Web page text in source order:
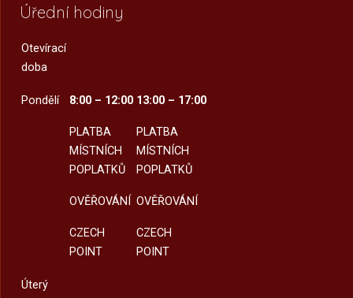
Úřední hodiny
Otevírací
doba
Pondělí 8:00 – 12:00
PLATBA
MÍSTNÍCH
POPLATKŮ
OVĚŘOVÁNÍ
CZECH
POINT
13:00 – 17:00
PLATBA
MÍSTNÍCH
POPLATKŮ
OVĚŘOVÁNÍ
CZECH
POINT
Úterý